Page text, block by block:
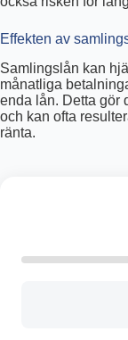
Effekten av
Samlingslån kan
månatliga
enda lån. Detta gör
och kan ofta
ränta.